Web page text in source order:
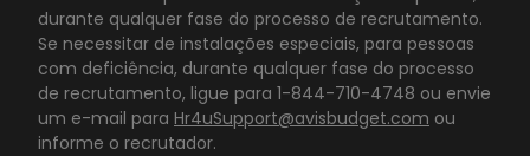
durante qualquer fase do processo de recrutamento.
Se necessitar de instalações especiais, para pessoas
com deficiência, durante qualquer fase do processo
de recrutamento, ligue para 1-844-710-4748 ou envie
um e-mail para Hr4uSupport@avisbudget.com ou
informe o recrutador.